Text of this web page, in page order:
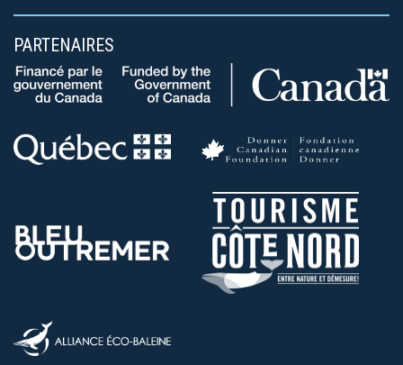
PARTENAIRES